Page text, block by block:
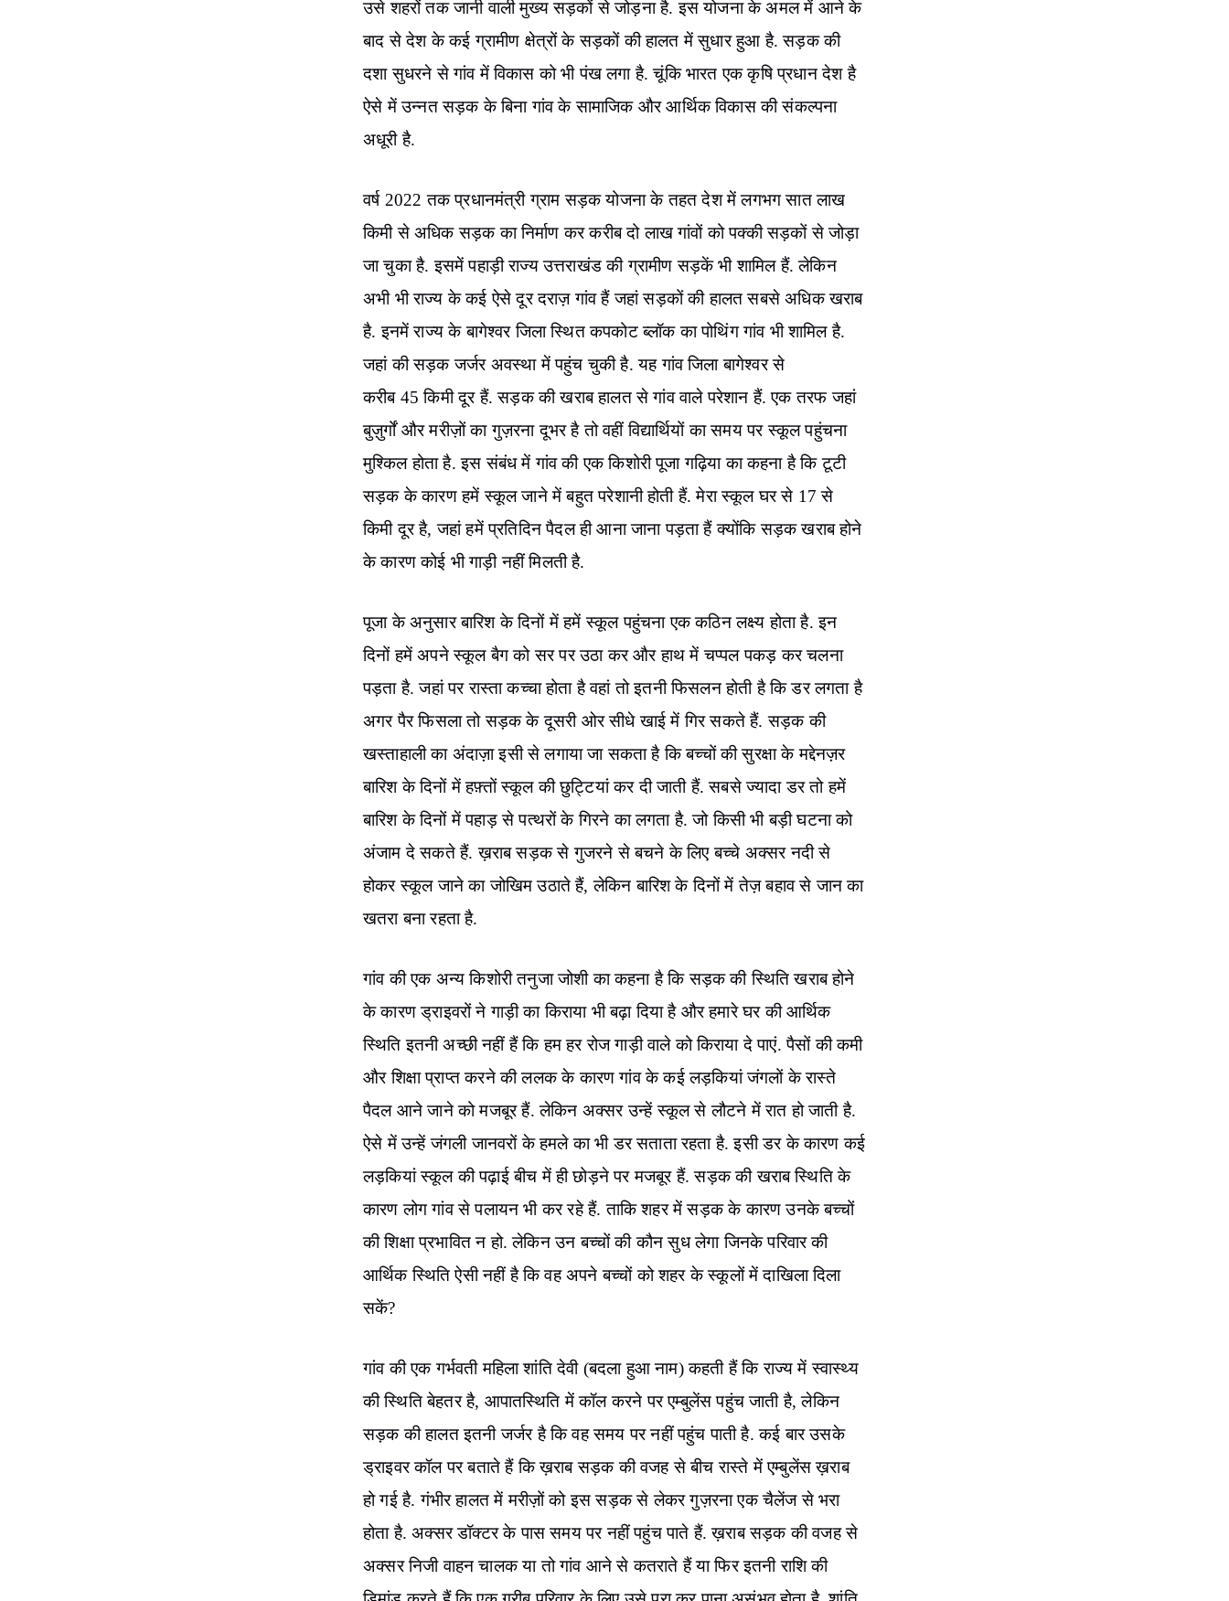
उसे शहरों तक जानी वाली मुख्य सड़कों से जोड़ना है. इस योजना के अमल में आने के
बाद से देश के कई ग्रामीण क्षेत्रों के सड़कों की हालत में सुधार हुआ है. सड़क की
दशा सुधरने से गांव में विकास को भी पंख लगा है. चूंकि भारत एक कृषि प्रधान देश है
ऐसे में उन्नत सड़क के बिना गांव के सामाजिक और आर्थिक विकास की संकल्पना
अधूरी है.
वर्ष 2022 तक प्रधानमंत्री ग्राम सड़क योजना के तहत देश में लगभग सात लाख
किमी से अधिक सड़क का निर्माण कर करीब दो लाख गांवों को पक्की सड़कों से जोड़ा
जा चुका है. इसमें पहाड़ी राज्य उत्तराखंड की ग्रामीण सड़कें भी शामिल हैं. लेकिन
अभी भी राज्य के कई ऐसे दूर दराज़ गांव हैं जहां सड़कों की हालत सबसे अधिक खराब
है. इनमें राज्य के बागेश्वर जिला स्थित कपकोट ब्लॉक का पोथिंग गांव भी शामिल है.
जहां की सड़क जर्जर अवस्था में पहुंच चुकी है. यह गांव जिला बागेश्वर से
करीब 45 किमी दूर हैं. सड़क की खराब हालत से गांव वाले परेशान हैं. एक तरफ जहां
बुज़ुर्गों और मरीज़ों का गुज़रना दूभर है तो वहीं विद्यार्थियों का समय पर स्कूल पहुंचना
मुश्किल होता है. इस संबंध में गांव की एक किशोरी पूजा गढ़िया का कहना है कि टूटी
सड़क के कारण हमें स्कूल जाने में बहुत परेशानी होती हैं. मेरा स्कूल घर से 17 से
किमी दूर है, जहां हमें प्रतिदिन पैदल ही आना जाना पड़ता हैं क्योंकि सड़क खराब होने
के कारण कोई भी गाड़ी नहीं मिलती है.
पूजा के अनुसार बारिश के दिनों में हमें स्कूल पहुंचना एक कठिन लक्ष्य होता है. इन
दिनों हमें अपने स्कूल बैग को सर पर उठा कर और हाथ में चप्पल पकड़ कर चलना
पड़ता है. जहां पर रास्ता कच्चा होता है वहां तो इतनी फिसलन होती है कि डर लगता है
अगर पैर फिसला तो सड़क के दूसरी ओर सीधे खाई में गिर सकते हैं. सड़क की
खस्ताहाली का अंदाज़ा इसी से लगाया जा सकता है कि बच्चों की सुरक्षा के मद्देनज़र
बारिश के दिनों में हफ़्तों स्कूल की छुट्टियां कर दी जाती हैं. सबसे ज्यादा डर तो हमें
बारिश के दिनों में पहाड़ से पत्थरों के गिरने का लगता है. जो किसी भी बड़ी घटना को
अंजाम दे सकते हैं. ख़राब सड़क से गुजरने से बचने के लिए बच्चे अक्सर नदी से
होकर स्कूल जाने का जोखिम उठाते हैं, लेकिन बारिश के दिनों में तेज़ बहाव से जान का
खतरा बना रहता है.
गांव की एक अन्य किशोरी तनुजा जोशी का कहना है कि सड़क की स्थिति खराब होने
के कारण ड्राइवरों ने गाड़ी का किराया भी बढ़ा दिया है और हमारे घर की आर्थिक
स्थिति इतनी अच्छी नहीं हैं कि हम हर रोज गाड़ी वाले को किराया दे पाएं. पैसों की कमी
और शिक्षा प्राप्त करने की ललक के कारण गांव के कई लड़कियां जंगलों के रास्ते
पैदल आने जाने को मजबूर हैं. लेकिन अक्सर उन्हें स्कूल से लौटने में रात हो जाती है.
ऐसे में उन्हें जंगली जानवरों के हमले का भी डर सताता रहता है. इसी डर के कारण कई
लड़कियां स्कूल की पढ़ाई बीच में ही छोड़ने पर मजबूर हैं. सड़क की खराब स्थिति के
कारण लोग गांव से पलायन भी कर रहे हैं. ताकि शहर में सड़क के कारण उनके बच्चों
की शिक्षा प्रभावित न हो. लेकिन उन बच्चों की कौन सुध लेगा जिनके परिवार की
आर्थिक स्थिति ऐसी नहीं है कि वह अपने बच्चों को शहर के स्कूलों में दाखिला दिला
सकें?
गांव की एक गर्भवती महिला शांति देवी (बदला हुआ नाम) कहती हैं कि राज्य में स्वास्थ्य
की स्थिति बेहतर है, आपातस्थिति में कॉल करने पर एम्बुलेंस पहुंच जाती है, लेकिन
सड़क की हालत इतनी जर्जर है कि वह समय पर नहीं पहुंच पाती है. कई बार उसके
ड्राइवर कॉल पर बताते हैं कि ख़राब सड़क की वजह से बीच रास्ते में एम्बुलेंस ख़राब
हो गई है. गंभीर हालत में मरीज़ों को इस सड़क से लेकर गुज़रना एक चैलेंज से भरा
होता है. अक्सर डॉक्टर के पास समय पर नहीं पहुंच पाते हैं. ख़राब सड़क की वजह से
अक्सर निजी वाहन चालक या तो गांव आने से कतराते हैं या फिर इतनी राशि की